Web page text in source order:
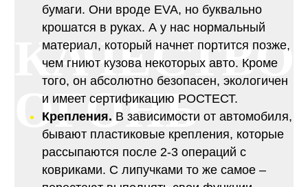
КАЧЕСТВО
ОГОНЬ
бумаги. Они вроде EVA, но буквально
крошатся в руках. А у нас нормальный
материал, который начнет портится позже,
чем гниют кузова некоторых авто. Кроме
того, он абсолютно безопасен, экологичен
и имеет сертификацию РОСТЕСТ.
Крепления. В зависимости от автомобиля,
бывают пластиковые крепления, которые
рассыпаются после 2-3 операций с
ковриками. С липучками то же самое –